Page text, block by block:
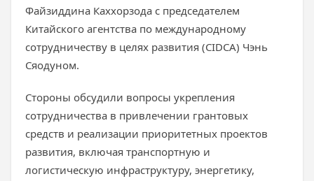
Файзиддина Каххорзода с председателем
Китайского агентства по международному
сотрудничеству в целях развития (CIDCA) Чэнь
Сяодуном.
Стороны обсудили вопросы укрепления
сотрудничества в привлечении грантовых
средств и реализации приоритетных проектов
развития, включая транспортную и
логистическую инфраструктуру, энергетику,